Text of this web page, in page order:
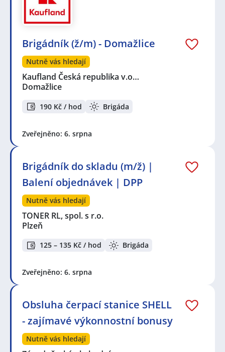
Brigádník (ž/m) - Domažlice
Nutně vás hledají
Kaufland Česká republika v.o…
Domažlice
190 Kč / hod Brigáda
Zveřejněno: 6. srpna
Brigádník do skladu (m/ž) |
Balení objednávek | DPP
Nutně vás hledají
TONER RL, spol. s r.o.
Plzeň
125 – 135 Kč / hod Brigáda
Zveřejněno: 6. srpna
Obsluha čerpací stanice SHELL
- zajímavé výkonnostní bonusy
Nutně vás hledají